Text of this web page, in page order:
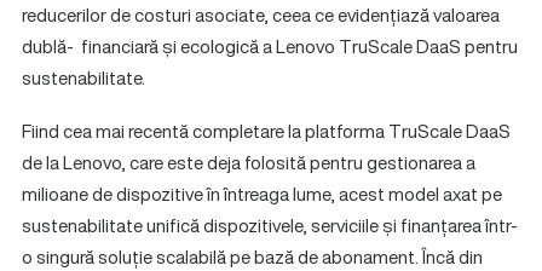
reducerilor de costuri asociate, ceea ce evidențiază valoarea
dublă- financiară și ecologică a Lenovo TruScale DaaS pentru
sustenabilitate.
Fiind cea mai recentă completare la platforma TruScale DaaS
de la Lenovo, care este deja folosită pentru gestionarea a
milioane de dispozitive în întreaga lume, acest model axat pe
sustenabilitate unifică dispozitivele, serviciile și finanțarea într-
o singură soluție scalabilă pe bază de abonament. Încă din